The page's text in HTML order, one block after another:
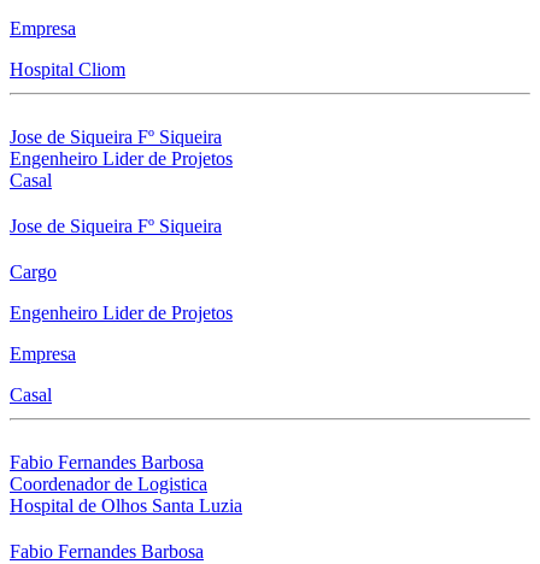
Empresa
Hospital Cliom
Jose de Siqueira Fº Siqueira
Engenheiro Lider de Projetos
Casal
Jose de Siqueira Fº Siqueira
Cargo
Engenheiro Lider de Projetos
Empresa
Casal
Fabio Fernandes Barbosa
Coordenador de Logistica
Hospital de Olhos Santa Luzia
Fabio Fernandes Barbosa